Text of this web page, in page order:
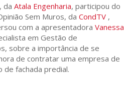
da Atala Engenharia, participou do
Sem Muros, da CondTV ,
com a apresentadora Vanessa
em Gestão de
sobre a importância de se
de contratar uma empresa de
de fachada predial.